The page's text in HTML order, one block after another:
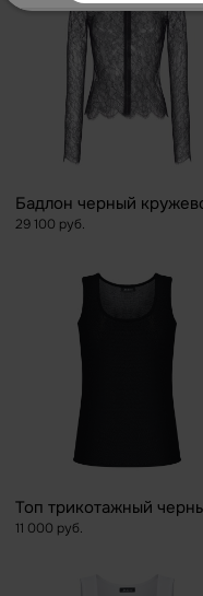
Бадлон черный
29 100 руб.
Топ трикотажный
11 000 руб.